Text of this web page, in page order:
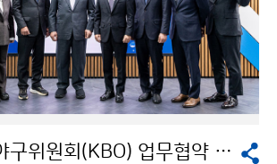
기상청-한국야구위원회(KBO) 업무협약 체결